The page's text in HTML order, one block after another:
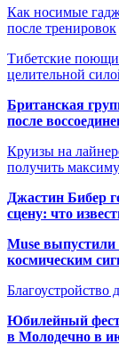
Как носимые
после тренировок
Тибетские
целительной
Британская
после
Круизы на
получить
Джастин Бибер
сцену: что
Muse
космическим
Благоустройство
Юбилейный
в Молодечно в